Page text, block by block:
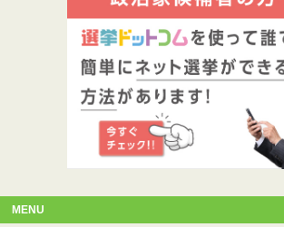
MENU